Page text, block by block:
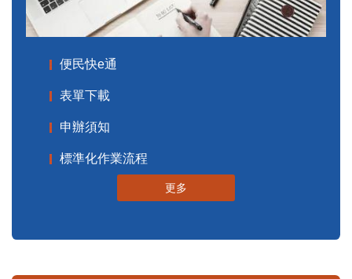
便民快e通
表單下載
申辦須知
標準化作業流程
更多